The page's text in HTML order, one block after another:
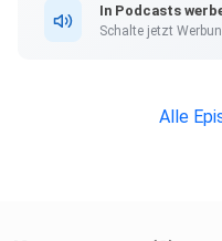
In Podcasts
Schalte jetzt
Alle